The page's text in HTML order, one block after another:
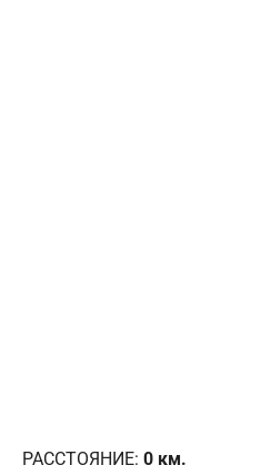
РАССТОЯНИЕ: 0 км.